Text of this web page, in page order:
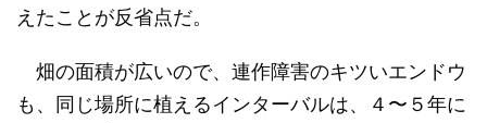
えたことが反省点だ。
畑の面積が広いので、連作障害のキツいエンドウ
も、同じ場所に植えるインターバルは、４〜５年に